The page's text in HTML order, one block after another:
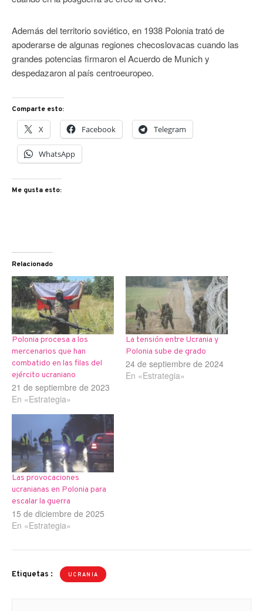
Además del territorio soviético, en 1938 Polonia trató de
apoderarse de algunas regiones checoslovacas cuando las
grandes potencias firmaron el Acuerdo de Munich y
despedazaron al país centroeuropeo.
Comparte esto:
X Facebook Telegram
WhatsApp
Me gusta esto:
Relacionado
Polonia procesa a los
mercenarios que han
combatido en las filas del
ejército ucraniano
21 de septiembre de 2023
En «Estrategia»
La tensión entre Ucrania y
Polonia sube de grado
24 de septiembre de 2024
En «Estrategia»
Las provocaciones
ucranianas en Polonia para
escalar la guerra
15 de diciembre de 2025
En «Estrategia»
Etiquetas : UCRANIA